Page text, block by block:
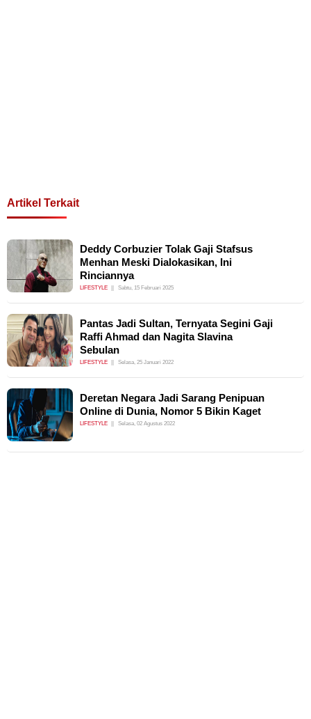
Artikel Terkait
Deddy Corbuzier Tolak Gaji Stafsus
Menhan Meski Dialokasikan, Ini
Rinciannya
LIFESTYLE Sabtu, 15 Februari 2025
Pantas Jadi Sultan, Ternyata Segini Gaji
Raffi Ahmad dan Nagita Slavina
Sebulan
LIFESTYLE Selasa, 25 Januari 2022
Deretan Negara Jadi Sarang Penipuan
Online di Dunia, Nomor 5 Bikin Kaget
LIFESTYLE Selasa, 02 Agustus 2022